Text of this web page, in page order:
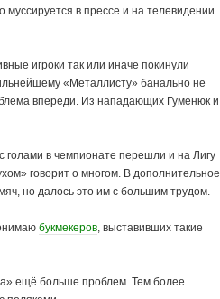
в прессе и на телевидении
игроки так или иначе покинули
«Металлисту» банально не
впереди. Из нападающих Гуменюк и
голами в чемпионате перешли и на Лигу
говорит о многом. В дополнительное
но далось это им с большим трудом.
букмекеров, выставивших такие
ещё больше проблем. Тем более